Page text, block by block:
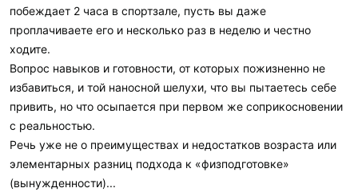
побеждает 2 часа в спортзале, пусть вы даже
проплачиваете его и несколько раз в неделю и честно
ходите.
Вопрос навыков и готовности, от которых пожизненно не
избавиться, и той наносной шелухи, что вы пытаетесь себе
привить, но что осыпается при первом же соприкосновении
с реальностью.
Речь уже не о преимуществах и недостатков возраста или
элементарных разниц подхода к «физподготовке»
(вынужденности)...